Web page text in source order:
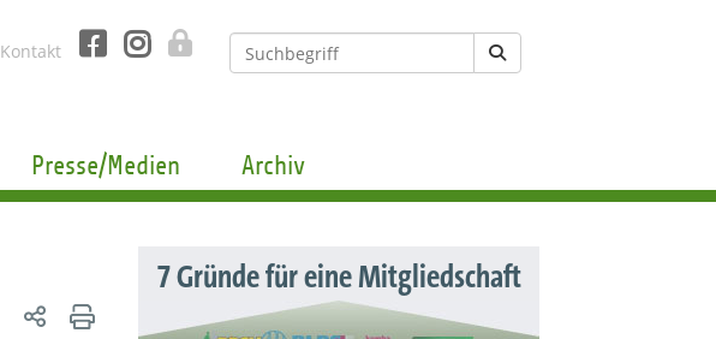
Kontakt
Presse/Medien Archiv
7 Gründe für eine Mitgliedschaft